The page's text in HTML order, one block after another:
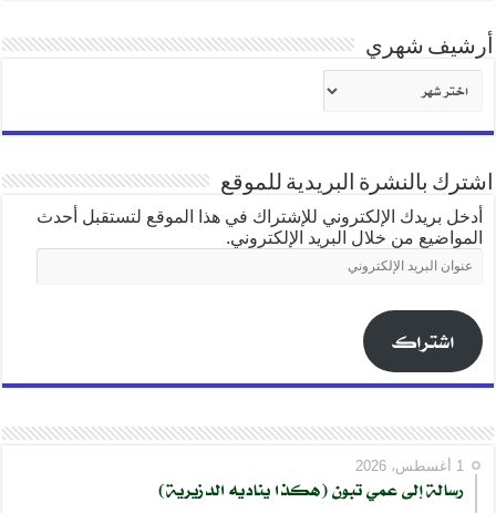
أرشيف شهري
شهري
اشترك بالنشرة البريدية للموقع
أدخل بريدك الإلكتروني للإشتراك في هذا الموقع لتستقبل أحدث
المواضيع من خلال البريد الإلكتروني.
عنوان
البريد
اشتراك
1 أغسطس، 2026
رسالة إلى عمي تبون (هكذا يناديه الدزيرية)